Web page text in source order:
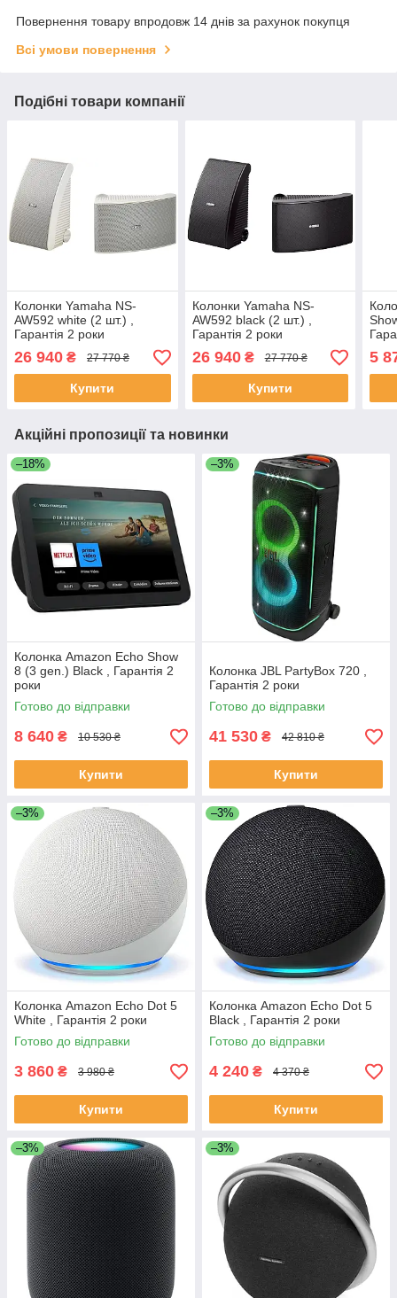
Повернення товару впродовж 14 днів за рахунок покупця
Всі умови повернення
Подібні товари компанії
Колонки Yamaha NS-
AW592 white (2 шт.) ,
Гарантія 2 роки
26 940 ₴ 27 770 ₴
Купити
Колонки Yamaha NS-
AW592 black (2 шт.) ,
Гарантія 2 роки
26 940₴ 27 770 ₴
Купити
5
Акційні пропозиції та новинки
–18%
Колонка Amazon Echo Show
8 (3 gen.) Black , Гарантія 2
роки
Готово до відправки
8 640 ₴ 10 530 ₴
Купити
–3%
Колонка JBL PartyBox 720 ,
Гарантія 2 роки
Готово до відправки
41 530 ₴ 42 810 ₴
Купити
–3%
Колонка Amazon Echo Dot 5
White , Гарантія 2 роки
Готово до відправки
3 860 ₴ 3 980 ₴
Купити
–3%
Колонка Amazon Echo Dot 5
Black , Гарантія 2 роки
Готово до відправки
4 240 ₴ 4 370 ₴
Купити
–3% –3%